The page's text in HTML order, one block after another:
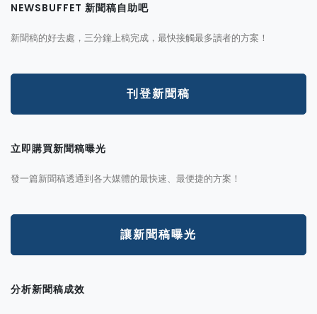
NEWSBUFFET 新聞稿自助吧
新聞稿的好去處，三分鐘上稿完成，最快接觸最多讀者的方案！
刊登新聞稿
立即購買新聞稿曝光
發一篇新聞稿透通到各大媒體的最快速、最便捷的方案！
讓新聞稿曝光
分析新聞稿成效